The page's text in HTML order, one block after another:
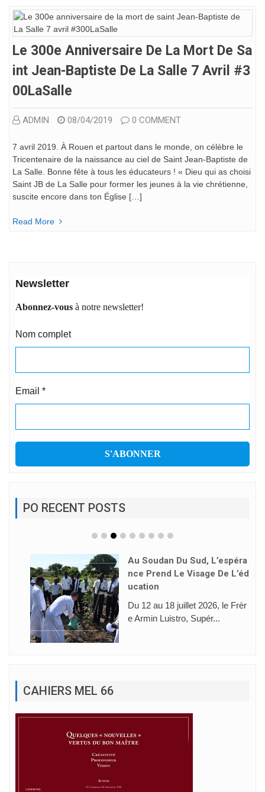
Le 300e Anniversaire De La Mort De Sa
Int Jean-Baptiste De La Salle 7 Avril #3
00LaSalle
ADMIN 08/04/2019 0 COMMENT
7 avril 2019. À Rouen et partout dans le monde, on célèbre le
Tricentenaire de la naissance au ciel de Saint Jean-Baptiste de
La Salle. Bonne fête à tous les éducateurs ! « Dieu qui as choisi
Saint JB de La Salle pour former les jeunes à la vie chrétienne,
suscite encore dans ton Église […]
Read More
Newsletter
Abonnez-vous à notre newsletter!
Nom complet
Email *
PO RECENT POSTS
Au Soudan Du Sud, L’espéra
Nce Prend Le Visage De L’éd
Ucation
Du 12 au 18 juillet 2026, le Frèr
e Armin Luistro, Supér...
CAHIERS MEL 66